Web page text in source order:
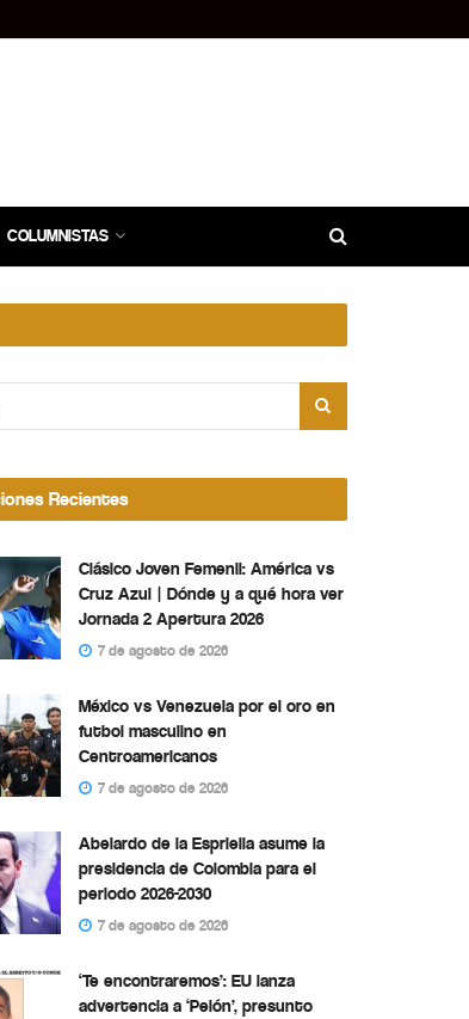
COLUMNISTAS
Recientes
Clásico Joven Femenil: América vs
Cruz Azul | Dónde y a qué hora ver
Jornada 2 Apertura 2026
7 de agosto de 2026
México vs Venezuela por el oro en
futbol masculino en
Centroamericanos
7 de agosto de 2026
Abelardo de la Espriella asume la
presidencia de Colombia para el
periodo 2026-2030
7 de agosto de 2026
‘Te encontraremos’: EU lanza
advertencia a ‘Pelón’, presunto